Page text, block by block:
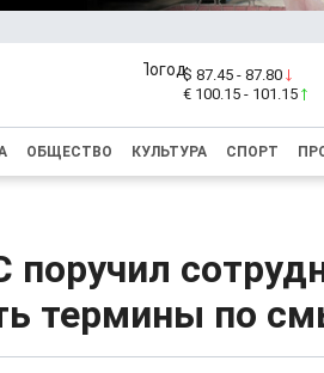
$ 87.45 - 87.80
€ 100.15 - 101.15
ОБЩЕСТВО КУЛЬТУРА СПОРТ
поручил
термины по